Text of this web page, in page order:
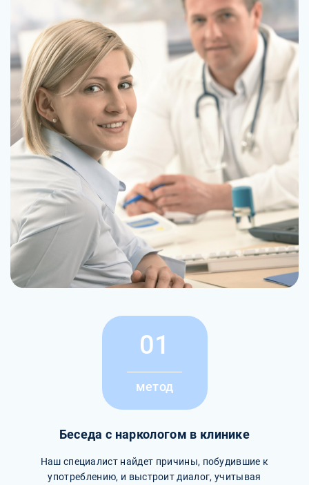
01
метод
Беседа с наркологом в клинике
Наш специалист найдет причины, побудившие к
употреблению, и выстроит диалог, учитывая